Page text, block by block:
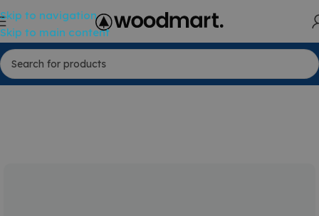
Skip to navigation
Skip to main content